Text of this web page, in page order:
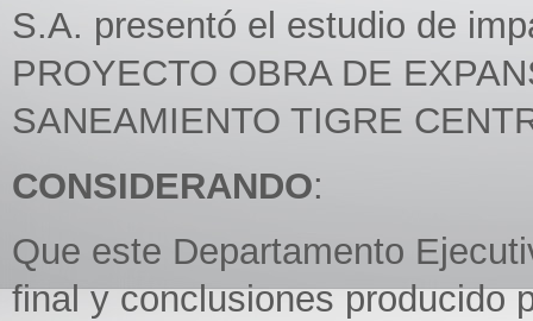
S.A. presentó el estudio de
PROYECTO OBRA DE
SANEAMIENTO TIGRE
CONSIDERANDO:
Que este Departamento
final y conclusiones producido